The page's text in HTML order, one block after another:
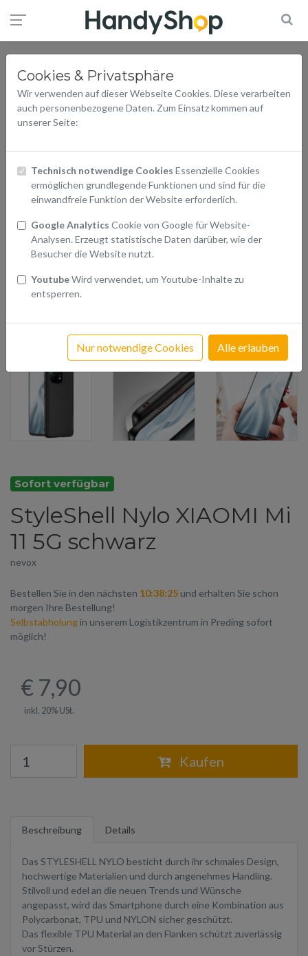
Cookies & Privatsphäre
Wir verwenden auf dieser Webseite Cookies. Diese verarbeiten
auch personenbezogene Daten. Zum Einsatz kommen auf
unserer Seite:
Technisch notwendige Cookies Essenzielle Cookies
ermöglichen grundlegende Funktionen und sind für die
einwandfreie Funktion der Website erforderlich.
Google Analytics Cookie von Google für Website-
Analysen. Erzeugt statistische Daten darüber, wie der
Besucher die Website nutzt.
YoutubeWird verwendet, um Youtube-Inhalte zu
entsperren.
Nur notwendige Cookies Alle erlauben
Sofort verfügbar
StyleShell Nylo XIAOMI Mi
11 5G schwarz
nevox
Bestellen Sie in den nächsten 10:38:25 und erhalten Sie schon
morgen Ihre Bestellung!
Selbstabholung in unserem Logistikzentrum in Preding sofort
möglich!
€ 7,90
inkl. 20% USt.
Kaufen
Beschreibung Details
Das STYLESHELL NYLO besticht durch ihr schmales Design,
hochwertige Materialien und durch angenehmes Handling.
Stilvoll und edel an die neuen Trends und Wünsche
angepasst, wird das Smartphone durch eine Kombination aus
Polycarbonat, TPU und NYLON sicher geschützt.
Das flexible TPU Material an den Flanken schützt zuverlässig
vor Stürzen.